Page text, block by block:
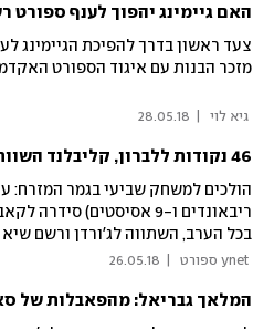
האם גיימינג יהפוך לענף ספורט
צעד ראשון בדרך להפיכת הגיימינג
מזכר הבנות עם איגוד הספורט
גיא לוי 28.05.18
46 נקודות ללברון, קליבלנד השוותה ל-3:3 מול בוסטון
בכל הערב, השתווה לג'ורדן ורשם
כבר ברבע הראשון. המפגש המכריע:
26.05.18
המלאך גבריאל: מהפאבלות של